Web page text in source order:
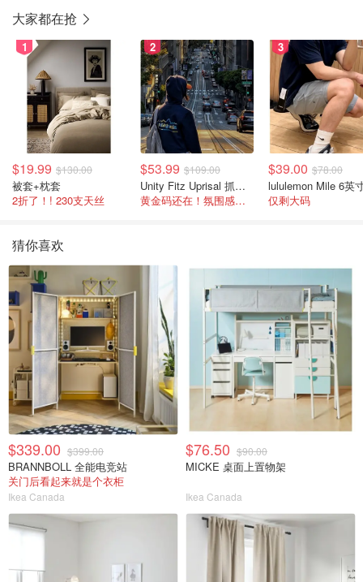
大家都在抢
1
$19.99 $130.00
被套+枕套
2折了！! 230支天丝
2
$53.99 $109.00
Unity Fitz Uprisal 抓绒卫衣
黄金码还在！氛围感之神
3
$39.00 $78.00
仅剩大码
猜你喜欢
$339.00 $399.00
BRANNBOLL 全能电竞站
关门后看起来就是个衣柜
Ikea Canada
$76.50 $90.00
MICKE 桌面上置物架
Ikea Canada